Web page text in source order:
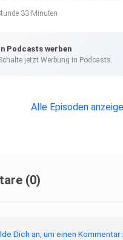
33 Minuten
Podcasts werben
jetzt Werbung in Podcasts.
Alle Episoden
(0)
Dich an, um einen Kommentar